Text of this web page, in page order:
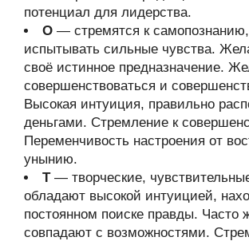
потенциал для лидерства.
О — стремятся к
испытывать сильные чувства.
своё истинное предназначение.
совершенствоваться и
Высокая интуиция, правильно
деньгами. Стремление к
Переменчивость настроения от
унынию.
Т— творческие,
обладают высокой интуицией,
постоянном поиске правды. Часто
совпадают с возможностями.